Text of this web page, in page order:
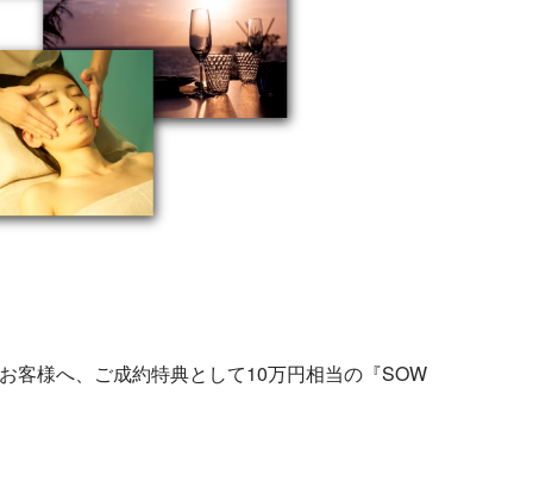
客様へ、ご成約特典として10万円相当の 『SOW